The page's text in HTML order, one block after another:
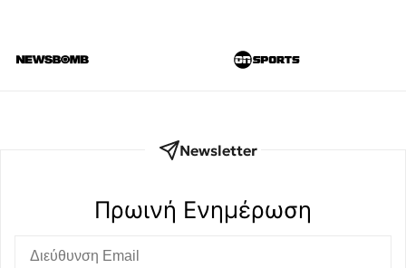
Newsletter
Πρωινή Eνημέρωση